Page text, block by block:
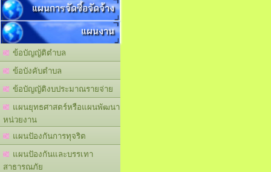
แผนการจัดซื้อจัดจ้าง
แผนงาน
ข้อบัญญัติตำบล
ข้อบังคับตำบล
ข้อบัญญัติงบประมาณรายจ่าย
แผนยุทธศาสตร์หรือแผนพัฒนา
หน่วยงาน
แผนปัองกันการทุจริต
แผนปัองกันและบรรเทา
สาธารณภัย